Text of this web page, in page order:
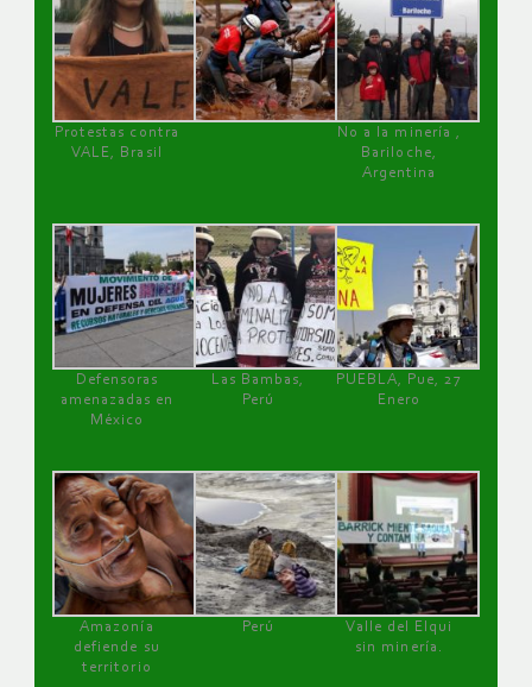
Protestas contra
VALE, Brasil
No a la minería ,
Bariloche,
Argentina
Defensoras
amenazadas en
México
Las Bambas,
Perú
PUEBLA, Pue, 27
Enero
Amazonía
defiende su
territorio
Perú
Valle del Elqui
sin minería.